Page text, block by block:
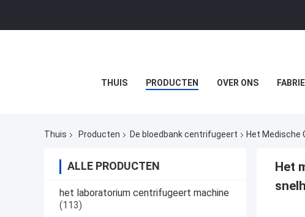
THUIS PRODUCTEN OVER ONS
Thuis Producten De bloedbank centrifugeert Het Medische
ALLE PRODUCTEN
het laboratorium centrifugeert machine
(113)
Het